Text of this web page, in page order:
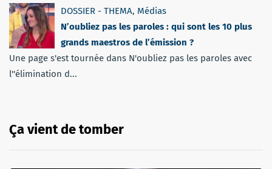
DOSSIER - THEMA, Médias
N’oubliez pas les paroles : qui sont les 10 plus
grands maestros de l’émission ?
Une page s'est tournée dans N'oubliez pas les paroles avec
l''élimination d...
Ça vient de tomber